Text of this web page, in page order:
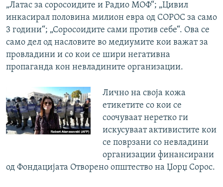
„Латас за соросоидите и Радио МОФ“; „Цивил
инкасирал половина милион евра од СОРОС за само
3 години“; „Соросоидите сами против себе“. Ова се
само дел од насловите во медиумите кои важат за
провладини и со кои се шири негативна
пропаганда кон невладините организации.
Лично на своја кожа
етикетите со кои се
соочуваат неретко ги
искусуваат активистите кои
се поврзани со невладини
организации финансирани
од Фондацијата Отворено општество на Џорџ Сорос.